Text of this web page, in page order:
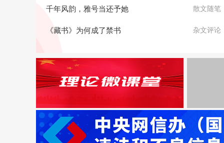
千年风韵，雅号当还予她 散文随笔
《藏书》为何成了禁书 杂文评论